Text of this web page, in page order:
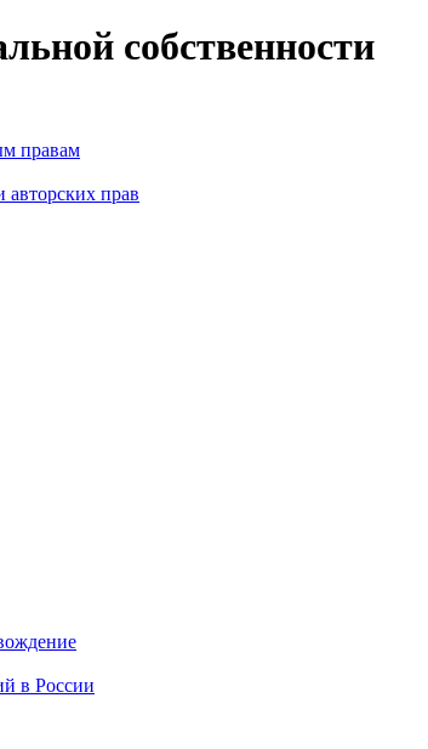
собственности
правам
авторских прав
в России